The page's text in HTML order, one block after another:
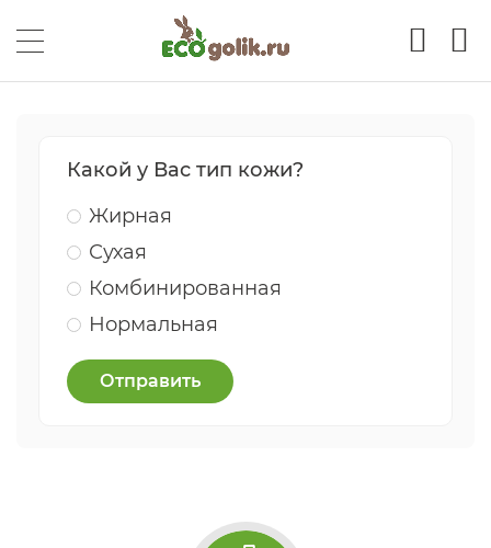
Какой у Вас тип кожи?
Жирная
Сухая
Комбинированная
Нормальная
Отправить